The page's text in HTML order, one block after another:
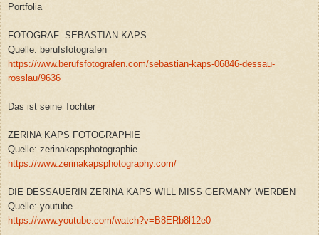
Portfolia
FOTOGRAF SEBASTIAN KAPS
Quelle: berufsfotografen
https://www.berufsfotografen.com/sebastian-kaps-06846-dessau-
rosslau/9636
Das ist seine Tochter
ZERINA KAPS FOTOGRAPHIE
Quelle: zerinakapsphotographie
https://www.zerinakapsphotography.com/
DIE DESSAUERIN ZERINA KAPS WILL MISS GERMANY WERDEN
Quelle: youtube
https://www.youtube.com/watch?v=B8ERb8l12e0